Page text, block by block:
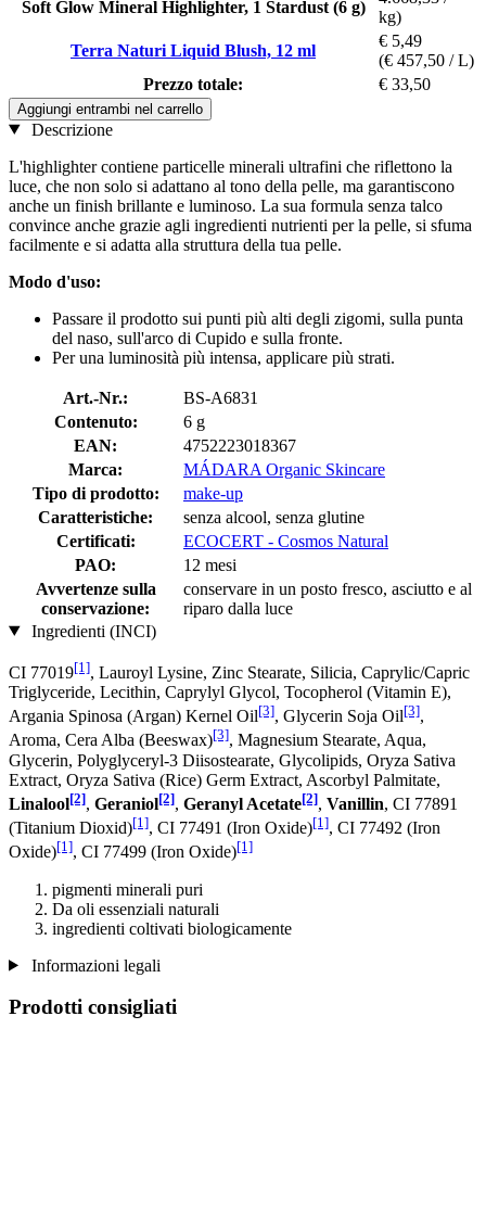
Soft Glow Mineral Highlighter, 1 Stardust (6 g)
kg)
Terra Naturi Liquid Blush, 12 ml
€ 5,49
(€ 457,50 / L)
Prezzo totale:
€ 33,50
Aggiungi entrambi nel carrello
Descrizione
L'highlighter contiene particelle minerali ultrafini che riflettono la
luce, che non solo si adattano al tono della pelle, ma garantiscono
anche un finish brillante e luminoso. La sua formula senza talco
convince anche grazie agli ingredienti nutrienti per la pelle, si sfuma
facilmente e si adatta alla struttura della tua pelle.
Modo d'uso:
Passare il prodotto sui punti più alti degli zigomi, sulla punta
del naso, sull'arco di Cupido e sulla fronte.
Per una luminosità più intensa, applicare più strati.
Art.-Nr.:
BS-A6831
Contenuto:
6 g
EAN:
4752223018367
Marca:
MÁDARA Organic Skincare
Tipo di prodotto:
make-up
Caratteristiche:
senza alcool, senza glutine
Certificati:
ECOCERT - Cosmos Natural
PAO:
12 mesi
Avvertenze sulla
conservazione:
conservare in un posto fresco, asciutto e al
riparo dalla luce
Ingredienti (INCI)
CI 77019[1], Lauroyl Lysine, Zinc Stearate, Silicia, Caprylic/Capric
Triglyceride, Lecithin, Caprylyl Glycol, Tocopherol (Vitamin E),
Argania Spinosa (Argan) Kernel Oil[3], Glycerin Soja Oil[3],
Aroma, Cera Alba (Beeswax)[3], Magnesium Stearate, Aqua,
Glycerin, Polyglyceryl-3 Diisostearate, Glycolipids, Oryza Sativa
Extract, Oryza Sativa (Rice) Germ Extract, Ascorbyl Palmitate,
Linalool[2], Geraniol[2], Geranyl Acetate[2], Vanillin, CI 77891
(Titanium Dioxid)[1], CI 77491 (Iron Oxide)[1], CI 77492 (Iron
Oxide)[1], CI 77499 (Iron Oxide)[1]
pigmenti minerali puri
Da oli essenziali naturali
ingredienti coltivati ​​biologicamente
Informazioni legali
Prodotti consigliati